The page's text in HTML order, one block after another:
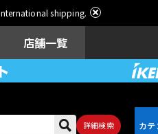
shipping.
店舗一覧
詳細検索